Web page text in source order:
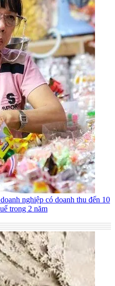
nghiệp có doanh thu đến 10
trong 2 năm